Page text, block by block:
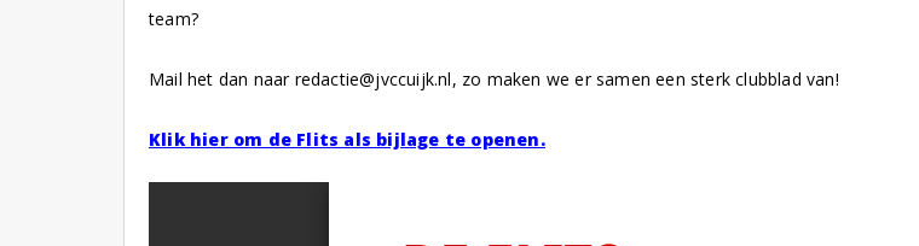
team?
Mail het dan naar redactie@jvccuijk.nl, zo maken we er samen een sterk clubblad van!
Klik hier om de Flits als bijlage te openen.